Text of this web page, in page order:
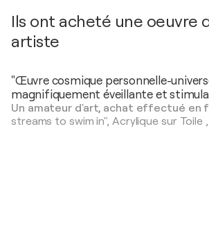
Ils ont acheté une oeuvre
artiste
"Œuvre cosmique personnelle-
magnifiquement éveillante et
Un amateur d'art, achat effectué en
streams to swim in", Acrylique sur Toile ,